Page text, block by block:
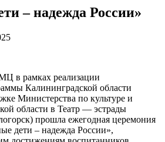
– надежда России»
в рамках реализации
Калининградской области
Министерства по культуре и
области в Театр — эстрады
прошла ежегодная церемония
дети – надежда России»,